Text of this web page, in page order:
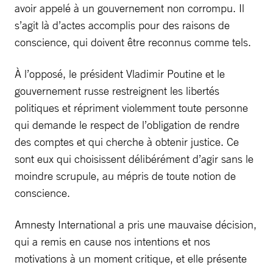
avoir appelé à un gouvernement non corrompu. Il
s’agit là d’actes accomplis pour des raisons de
conscience, qui doivent être reconnus comme tels.
À l’opposé, le président Vladimir Poutine et le
gouvernement russe restreignent les libertés
politiques et répriment violemment toute personne
qui demande le respect de l’obligation de rendre
des comptes et qui cherche à obtenir justice. Ce
sont eux qui choisissent délibérément d’agir sans le
moindre scrupule, au mépris de toute notion de
conscience.
Amnesty International a pris une mauvaise décision,
qui a remis en cause nos intentions et nos
motivations à un moment critique, et elle présente